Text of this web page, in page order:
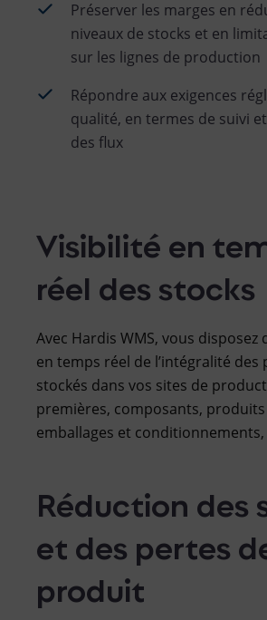
Préserver les marges en
niveaux de stocks et en
sur les lignes de production
Répondre aux exigences
qualité, en termes de suivi
des flux
Visibilité en
réel des stocks
Avec Hardis WMS, vous disposez
en temps réel de l’intégralité des
stockés dans vos sites de
premières, composants,
emballages et
Réduction des
et des pertes
produit